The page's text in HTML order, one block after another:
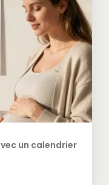
un calendrier